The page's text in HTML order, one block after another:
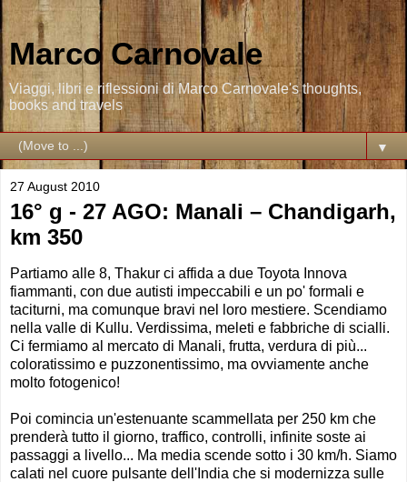
Marco Carnovale
Viaggi, libri e riflessioni di Marco Carnovale's thoughts,
books and travels
▼
27 August 2010
16° g - 27 AGO: Manali – Chandigarh,
km 350
Partiamo alle 8, Thakur ci affida a due Toyota Innova
fiammanti, con due autisti impeccabili e un po' formali e
taciturni, ma comunque bravi nel loro mestiere. Scendiamo
nella valle di Kullu. Verdissima, meleti e fabbriche di scialli.
Ci fermiamo al mercato di Manali, frutta, verdura di più...
coloratissimo e puzzonentissimo, ma ovviamente anche
molto fotogenico!
Poi comincia un'estenuante scammellata per 250 km che
prenderà tutto il giorno, traffico, controlli, infinite soste ai
passaggi a livello... Ma media scende sotto i 30 km/h. Siamo
calati nel cuore pulsante dell'India che si modernizza sulle